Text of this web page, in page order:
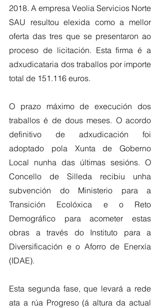
2018. A empresa Veolia Servicios Norte
SAU resultou elexida como a mellor
oferta das tres que se presentaron ao
proceso de licitación. Esta firma é a
adxudicataria dos traballos por importe
total de 151.116 euros.
O prazo máximo de execución dos
traballos é de dous meses. O acordo
definitivo de adxudicación foi
adoptado pola Xunta de Goberno
Local nunha das últimas sesións. O
Concello de Silleda recibiu unha
subvención do Ministerio para a
Transición Ecolóxica e o Reto
Demográfico para acometer estas
obras a través do Instituto para a
Diversificación e o Aforro de Enerxía
(IDAE).
Esta segunda fase, que levará a rede
ata a rúa Progreso (á altura da actual